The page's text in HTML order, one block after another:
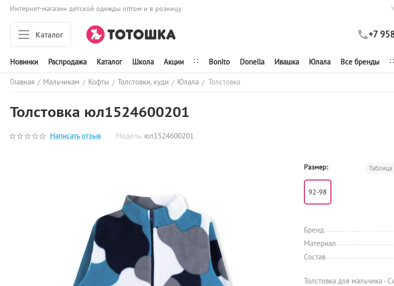
Интернет-магазин детской одежды оптом и в розницу
Каталог +7
Новинки Распродажа Каталог Школа Акции ∷ Bonito Donella Ивашка Юлала Все бренды ∷
Главная / Мальчикам / Кофты / Толстовки, худи / Юлала / Толстовка
Толстовка юл1524600201
Написать отзыв Модель: юл1524600201
Размер:
92-98
Бренд
Материал
Состав
Толстовка для мальчика -